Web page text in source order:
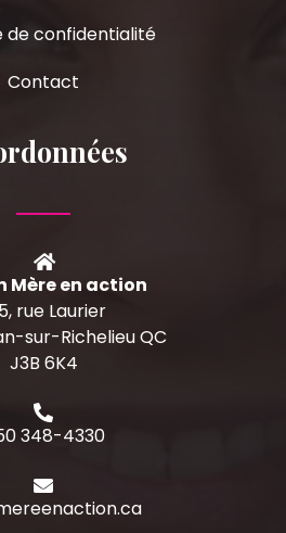
de confidentialité
Contact
Mère en action
rue Laurier
sur-Richelieu QC
J3B 6K4
348-4330